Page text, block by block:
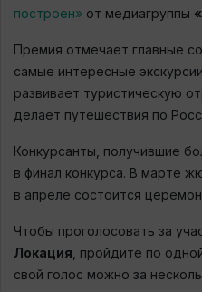
построен» от медиагруппы
Премия отмечает главные
самые интересные
развивает туристическую
делает путешествия по
Конкурсанты, получившие
в финал конкурса. В марте
в апреле состоится
Чтобы проголосовать за
Локация , пройдите по
свой голос можно за